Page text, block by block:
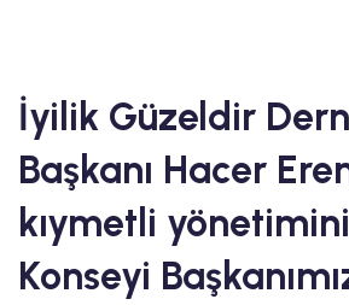
İyilik Güzeldir
Başkanı Hacer
kıymetli
Konseyi